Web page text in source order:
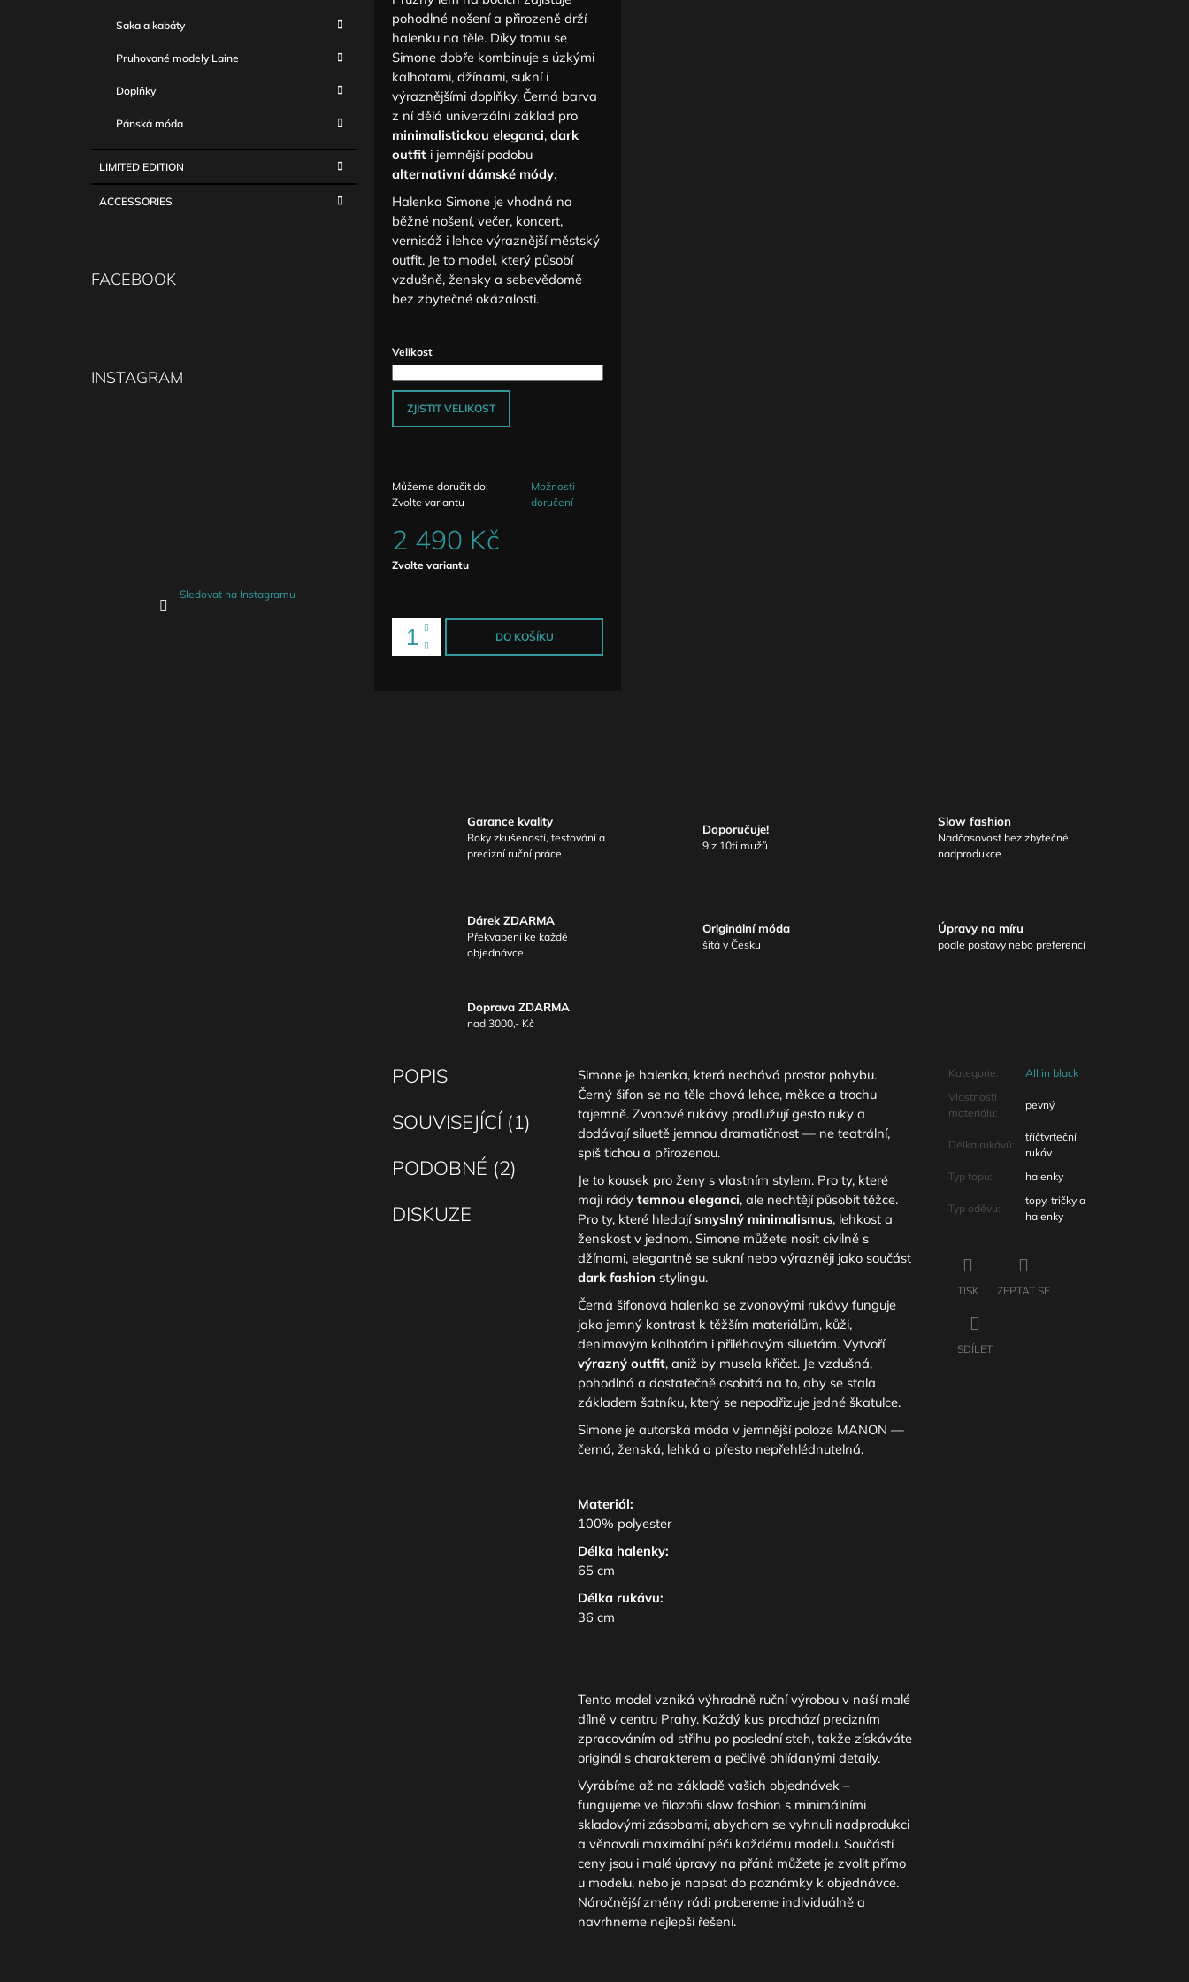
Saka a kabáty
Pruhované modely Laine
Doplňky
Pánská móda
LIMITED EDITION
ACCESSORIES
FACEBOOK
INSTAGRAM
Sledovat na Instagramu
pohodlné nošení a přirozeně drží
halenku na těle. Díky tomu se
Simone dobře kombinuje s úzkými
kalhotami, džínami, sukní i
výraznějšími doplňky. Černá barva
z ní dělá univerzální základ pro
minimalistickou eleganci, dark
outfit i jemnější podobu
alternativní dámské módy.
Halenka Simone je vhodná na
běžné nošení, večer, koncert,
vernisáž i lehce výraznější městský
outfit. Je to model, který působí
vzdušně, žensky a sebevědomě
bez zbytečné okázalosti.
Velikost
ZJISTIT VELIKOST
Můžeme doručit do:
Zvolte variantu
Možnosti
doručení
2 490 Kč
Měrná
Zvolte variantu
DO KOŠÍKU
Garance kvality
Roky zkušeností, testování a
precizní ruční práce
Doporučuje!
9 z 10ti mužů
Slow fashion
Nadčasovost bez zbytečné
nadprodukce
Dárek ZDARMA
Překvapení ke každé
objednávce
Originální móda
šitá v Česku
Úpravy na míru
podle postavy nebo preferencí
Doprava ZDARMA
nad 3000,- Kč
POPIS
SOUVISEJÍCÍ (1)
PODOBNÉ (2)
DISKUZE
Simone je halenka, která nechává prostor pohybu.
Černý šifon se na těle chová lehce, měkce a trochu
tajemně. Zvonové rukávy prodlužují gesto ruky a
dodávají siluetě jemnou dramatičnost — ne teatrální,
spíš tichou a přirozenou.
Je to kousek pro ženy s vlastním stylem. Pro ty, které
mají rády temnou eleganci, ale nechtějí působit těžce.
Pro ty, které hledajísmyslný minimalismus, lehkost a
ženskost v jednom. Simone můžete nosit civilně s
džínami, elegantně se sukní nebo výrazněji jako součást
dark fashion stylingu.
Černá šifonová halenka se zvonovými rukávy funguje
jako jemný kontrast k těžším materiálům, kůži,
denimovým kalhotám i přiléhavým siluetám. Vytvoří
výrazný outfit, aniž by musela křičet. Je vzdušná,
pohodlná a dostatečně osobitá na to, aby se stala
základem šatníku, který se nepodřizuje jedné škatulce.
Simone je autorská móda v jemnější poloze MANON —
černá, ženská, lehká a přesto nepřehlédnutelná.
Materiál:
100% polyester
Délka halenky:
65 cm
Délka rukávu:
36 cm
Tento model vzniká výhradně ruční výrobou v naší malé
dílně v centru Prahy. Každý kus prochází precizním
zpracováním od střihu po poslední steh, takže získáváte
originál s charakterem a pečlivě ohlídanými detaily.
Vyrábíme až na základě vašich objednávek –
fungujeme ve filozofii slow fashion s minimálními
skladovými zásobami, abychom se vyhnuli nadprodukci
a věnovali maximální péči každému modelu. Součástí
ceny jsou i malé úpravy na přání: můžete je zvolit přímo
u modelu, nebo je napsat do poznámky k objednávce.
Náročnější změny rádi probereme individuálně a
navrhneme nejlepší řešení.
Kategorie:
All in black
Vlastnosti
materiálu:
pevný
Délka rukávů:
tříčtvrteční
rukáv
Typ topu: halenky
Typ oděvu:
topy, tričky a
halenky
TISK ZEPTAT SE
SDÍLET